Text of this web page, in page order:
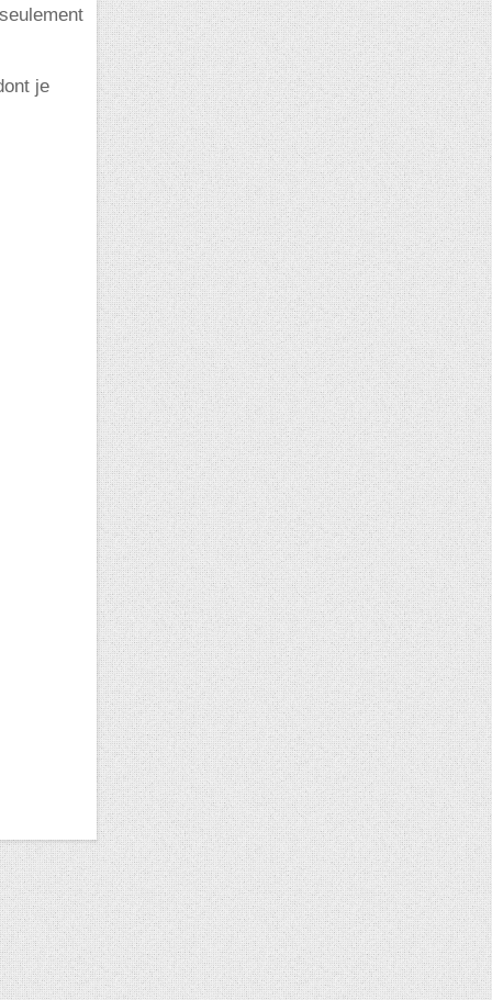
je